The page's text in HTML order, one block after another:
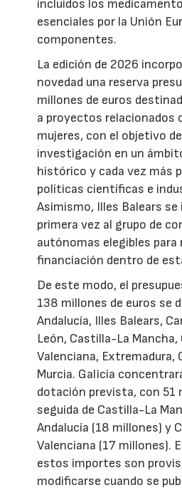
incluidos los
esenciales por la Unión
componentes.
La edición de 2026
novedad una reserva
millones de euros
a proyectos relacionados
mujeres, con el objetivo
investigación en un
histórico y cada vez más
políticas científicas e
Asimismo, Illes Balears
primera vez al grupo de
autónomas elegibles para
financiación dentro de
De este modo, el
138 millones de euros se
Andalucía, Illes Balears,
León, Castilla-La Mancha,
Valenciana, Extremadura,
Murcia. Galicia
dotación prevista, con 51
seguida de Castilla-La
Andalucía (18 millones) y
Valenciana (17 millones).
estos importes son
modificarse cuando se